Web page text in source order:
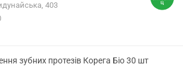
403
зубних протезів Корега Біо 30 шт